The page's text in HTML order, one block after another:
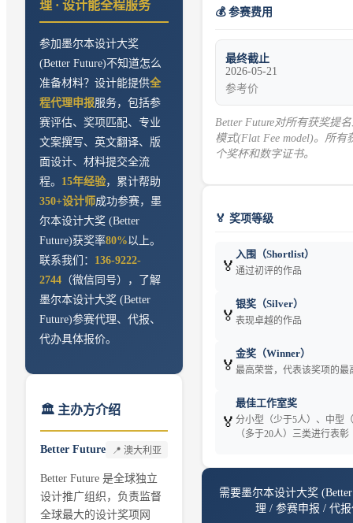
理 · 设计能全程服务
参加墨尔本设计大奖
(Better Future)不知道怎么
准备材料？设计能提供全
程代理申报服务，包括参
赛评估、奖项匹配、专业
文案撰写、英文翻译、版
面设计、材料提交全流
程。 15年经验，累计帮助
350+设计师成功参赛， 墨
尔本设计大奖 (Better
Future)获奖率80%以上。
联系我们： 136-9222-
2744 （微信同号），了解
墨尔本设计大奖 (Better
Future)参赛代理、代报、
代办具体报价。
🏛️ 主办方介绍
Better Future 📍 澳大利亚
Better Future 是全球独立
设计推广组织，负责监督
全球最大的设计奖项网
💰 参赛费用
最终截止
2026-05-21
参考价
Better Future对所有获奖提
模式(Flat Fee model)。所有
个奖杯和数字证书。
🏅 奖项等级
🏅
入围（Shortlist）
通过初评的作品
🏅
银奖（Silver）
表现卓越的作品
🏅
金奖（Winner）
最高荣誉，代表该奖项的最
🏅
最佳工作室奖
分小型（少于5人）、中型
（多于20人）三类进行表彰
需要墨尔本设计大奖
理 / 参赛申报 / 代